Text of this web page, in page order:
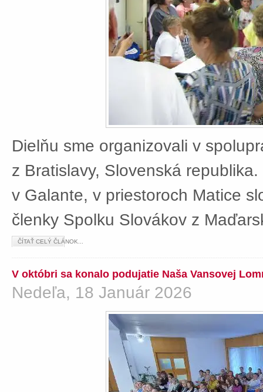
Dielňu sme organizovali v
z Bratislavy, Slovenská
v Galante, v priestoroch Matice
členky Spolku Slovákov z
ČÍTAŤ CELÝ ČLÁNOK...
V októbri sa konalo podujatie Naša Vansovej
Nedeľa, 18 Január 2026